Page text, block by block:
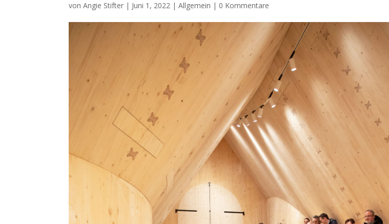
vonAngie Stifter | Juni 1, 2022 |Allgemein | 0 Kommentare